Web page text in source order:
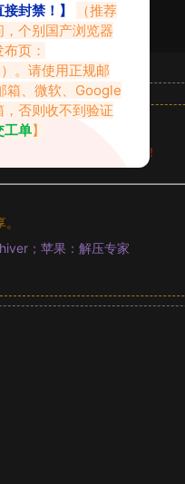
间进行审核后删除。
请在下载24小时内删除！
；苹果：解压专家
封禁！】
（推荐
个别国产浏览器
页：
）。请使用正规邮
箱、微软、Google
否则收不到验证
工单】